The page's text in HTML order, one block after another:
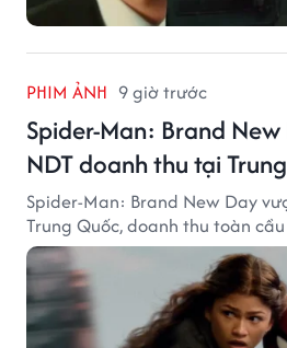
PHIM ẢNH 9 giờ trước
Spider-Man: Brand
NDT doanh thu tại
Spider-Man: Brand New Day
Trung Quốc, doanh thu toàn